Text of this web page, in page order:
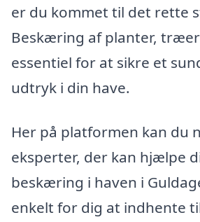
er du kommet til det rette
Beskæring af planter,
essentiel for at sikre et
udtryk i din have.
Her på platformen kan du
eksperter, der kan hjælpe
beskæring i haven i
enkelt for dig at indhente